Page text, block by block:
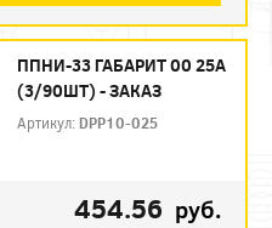
ППНИ-33 ГАБАРИТ 00 25А
(3/90ШТ) - ЗАКАЗ
Артикул:DPP10-025
454.56 руб.